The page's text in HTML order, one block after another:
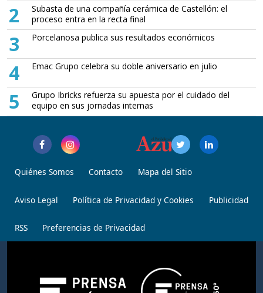
2
Subasta de una compañía cerámica de Castellón: el
proceso entra en la recta final
3 Porcelanosa publica sus resultados económicos
4 Emac Grupo celebra su doble aniversario en julio
5
Grupo Ibricks refuerza su apuesta por el cuidado del
equipo en sus jornadas internas
Quiénes Somos Contacto Mapa del Sitio
Aviso Legal Política de Privacidad y Cookies Publicidad
RSS Preferencias de Privacidad